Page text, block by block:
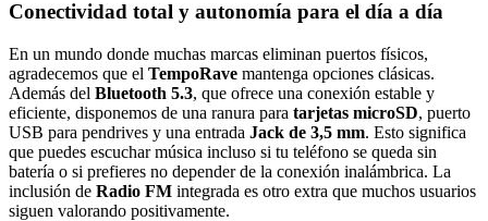
Conectividad total y autonomía para el día a día
En un mundo donde muchas marcas eliminan puertos físicos,
agradecemos que el TempoRave mantenga opciones clásicas.
Además del Bluetooth 5.3, que ofrece una conexión estable y
eficiente, disponemos de una ranura para tarjetas microSD, puerto
USB para pendrives y una entrada Jack de 3,5 mm. Esto significa
que puedes escuchar música incluso si tu teléfono se queda sin
batería o si prefieres no depender de la conexión inalámbrica. La
inclusión de Radio FM integrada es otro extra que muchos usuarios
siguen valorando positivamente.